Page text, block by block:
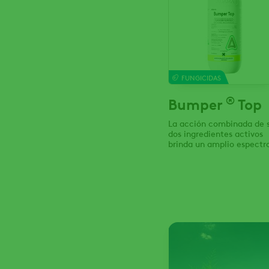
FUNGICIDAS
Bumper ® Top
La acción combinada de
dos ingredientes activos
brinda un amplio